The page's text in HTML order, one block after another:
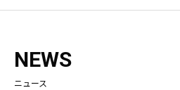
NEWS
ニュース